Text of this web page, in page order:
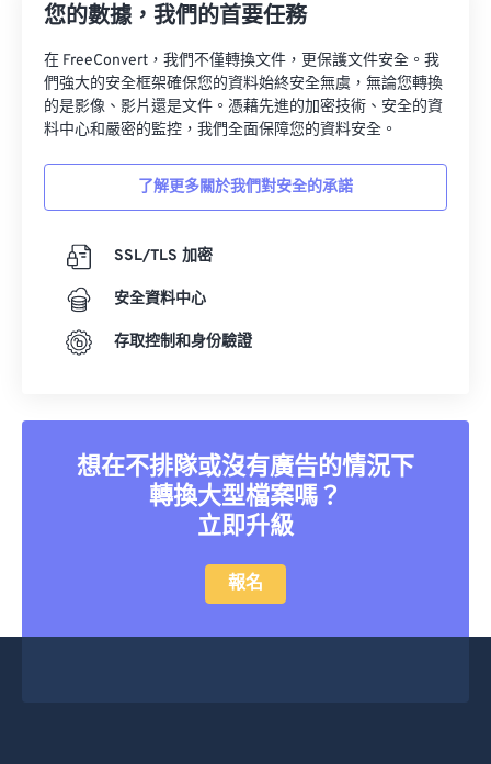
您的數據，我們的首要任務
在 FreeConvert，我們不僅轉換文件，更保護文件安全。我
們強大的安全框架確保您的資料始終安全無虞，無論您轉換
的是影像、影片還是文件。憑藉先進的加密技術、安全的資
料中心和嚴密的監控，我們全面保障您的資料安全。
了解更多關於我們對安全的承諾
SSL/TLS 加密
安全資料中心
存取控制和身份驗證
想在不排隊或沒有廣告的情況下
轉換大型檔案嗎？
立即升級
報名